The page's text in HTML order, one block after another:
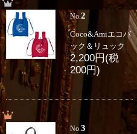
No.2
Coco&Amiエコバ
ック＆リュック
2,200円(税
200円)
No.3